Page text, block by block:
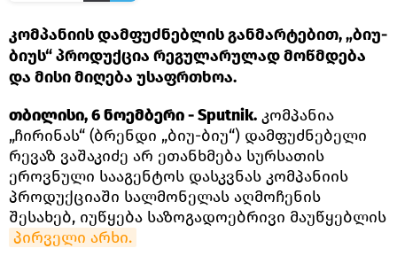
კომპანიის დამფუძნებლის განმარტებით, „ბიუ-
ბიუს“ პროდუქცია რეგულარულად მოწმდება
და მისი მიღება უსაფრთხოა.
თბილისი, 6 ნოემბერი - Sputnik. კომპანია
„ჩირინას“ (ბრენდი „ბიუ-ბიუ“) დამფუძნებელი
რევაზ ვაშაკიძე არ ეთანხმება სურსათის
ეროვნული სააგენტოს დასკვნას კომპანიის
პროდუქციაში სალმონელას აღმოჩენის
შესახებ, იუწყება საზოგადოებრივი მაუწყებლის
პირველი არხი.